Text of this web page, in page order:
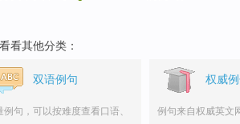
看其他分类：
双语例句
例句，可以按难度查看口语、
权威
例句来自权威英文